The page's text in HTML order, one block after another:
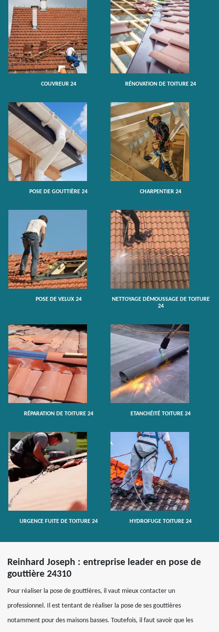
COUVREUR 24 RÉNOVATION DE TOITURE 24
POSE DE GOUTTIÈRE 24 CHARPENTIER 24
POSE DE VELUX 24
NETTOYAGE DÉMOUSSAGE DE TOITURE
24
RÉPARATION DE TOITURE 24 ETANCHÉITÉ TOITURE 24
URGENCE FUITE DE TOITURE 24 HYDROFUGE TOITURE 24
Reinhard Joseph : entreprise leader en pose de
gouttière 24310
Pour réaliser la pose de gouttières, il vaut mieux contacter un
professionnel. Il est tentant de réaliser la pose de ses gouttières
notamment pour des maisons basses. Toutefois, il faut savoir que les